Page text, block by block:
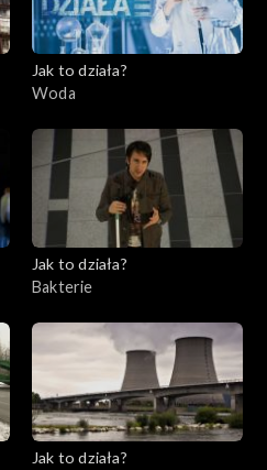
Jak to działa?
Woda
Jak to działa?
Bakterie
Jak to działa?